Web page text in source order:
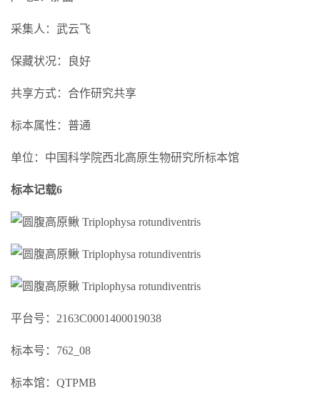
采集人：武云飞
保藏状况：良好
共享方式：合作研究共享
标本属性：普通
单位：中国科学院西北高原生物研究所标本馆
标本记载6
平台号：2163C0001400019038
标本号：762_08
标本馆：QTPMB